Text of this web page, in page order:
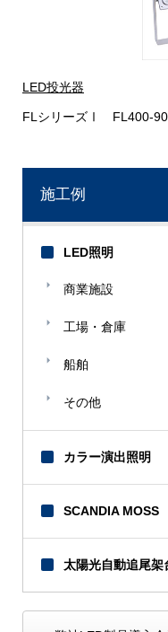
LED投光器
FLシリーズⅠ FL400-
施工例
LED照明
商業施設
工場・倉庫
船舶
その他
カラー演出照明
SCANDIA MOSS
太陽光自動追尾架